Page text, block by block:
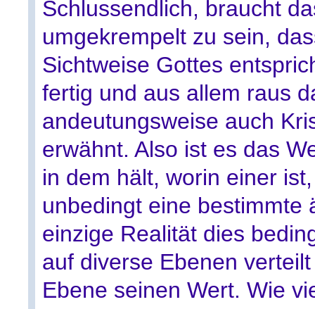
Schlussendlich, braucht
umgekrempelt zu sein,
Sichtweise Gottes
fertig und aus allem raus
andeutungsweise auch
erwähnt. Also ist es das
in dem hält, worin einer
unbedingt eine bestimmte
einzige Realität dies
auf diverse Ebenen
Ebene seinen Wert. Wie